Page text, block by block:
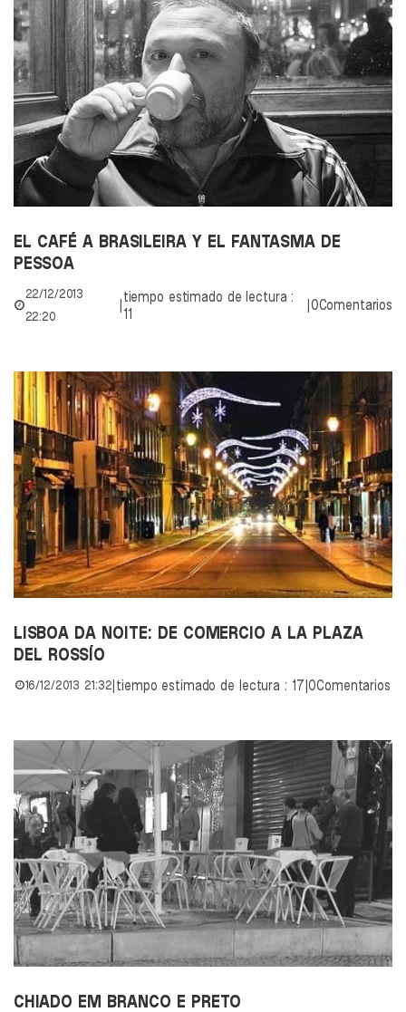
EL CAFÉ A BRASILEIRA Y EL FANTASMA DE
PESSOA
22/12/2013
22:20
tiempo estimado de lectura :
11
0Comentarios
LISBOA DA NOITE: DE COMERCIO A LA PLAZA
DEL ROSSÍO
16/12/2013 21:32 tiempo estimado de lectura : 17 |0Comentarios
CHIADO EM BRANCO E PRETO